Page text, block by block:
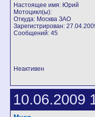
Настоящее имя: Юрий
Мотоцикл(ы):
Откуда: Москва ЗАО
Зарегистрирован:
Сообщений: 45
Неактивен
10.06.2009